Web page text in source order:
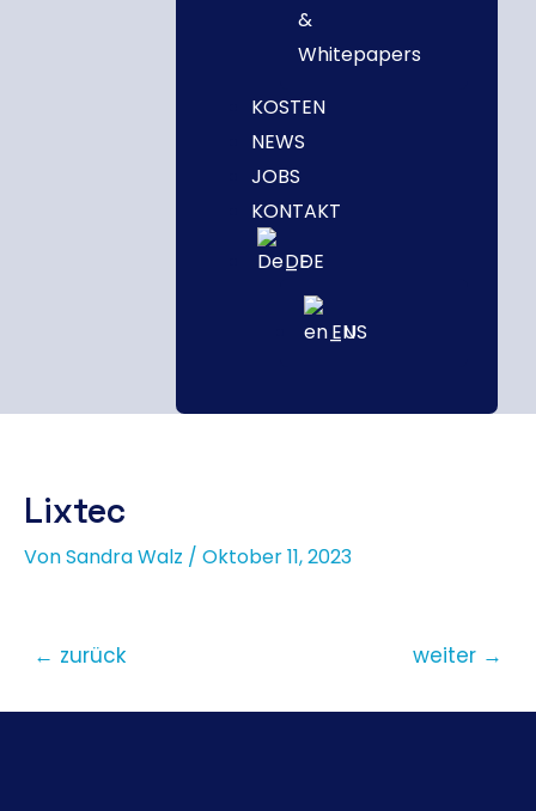
&
Whitepapers
KOSTEN
NEWS
JOBS
KONTAKT
DE
EN
Lixtec
VonSandra Walz / Oktober 11, 2023
← zurück weiter →